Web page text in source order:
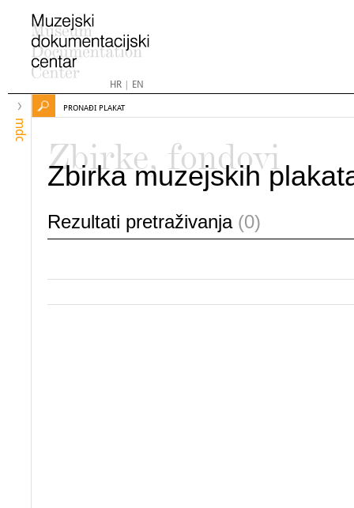
HR| EN
mdc
PRONAĐI PLAKAT
Zbirke, fondovi
Zbirka muzejskih
Rezultati pretraživanja (0)